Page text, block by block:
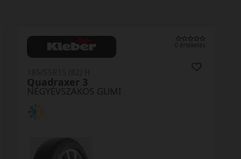
0 értékelés
NÉGYÉVSZAKOS GUMI
Quadraxer 3